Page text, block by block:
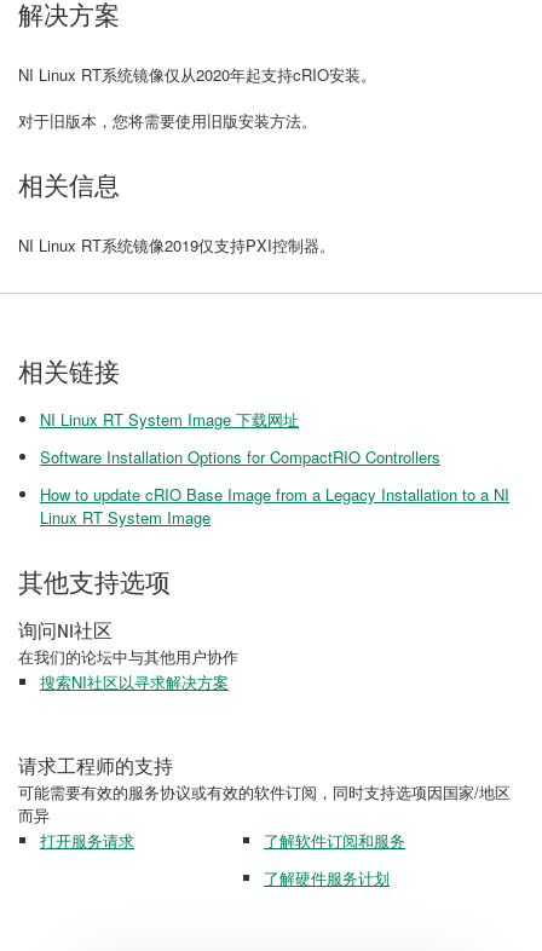
解决方案
NI Linux RT系统镜像仅从2020年起支持cRIO安装。
对于旧版本，您将需要使用旧版安装方法。
相关信息
NI Linux RT系统镜像2019仅支持PXI控制器。
相关链接
NI Linux RT System Image 下载网址
Software Installation Options for CompactRIO Controllers
How to update cRIO Base Image from a Legacy Installation to a NI
Linux RT System Image
其他支持选项
询问NI社区
在我们的论坛中与其他用户协作
搜索NI社区以寻求解决方案
请求工程师的支持
可能需要有效的服务协议或有效的软件订阅，同时支持选项因国家/地区
而异
打开服务请求
了解软件订阅和服务
了解硬件服务计划